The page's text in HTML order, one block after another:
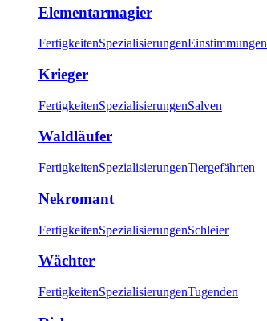
Elementarmagier
FertigkeitenSpezialisierungenEinstimmungen
Krieger
FertigkeitenSpezialisierungenSalven
Waldläufer
FertigkeitenSpezialisierungenTiergefährten
Nekromant
FertigkeitenSpezialisierungenSchleier
Wächter
FertigkeitenSpezialisierungenTugenden